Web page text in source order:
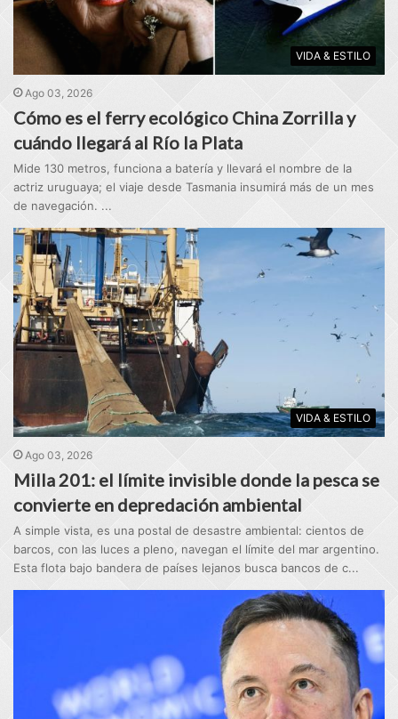
VIDA & ESTILO
Ago 03, 2026
Cómo es el ferry ecológico China Zorrilla y
cuándo llegará al Río la Plata
Mide 130 metros, funciona a batería y llevará el nombre de la
actriz uruguaya; el viaje desde Tasmania insumirá más de un mes
de navegación. ...
VIDA & ESTILO
Ago 03, 2026
Milla 201: el límite invisible donde la pesca se
convierte en depredación ambiental
A simple vista, es una postal de desastre ambiental: cientos de
barcos, con las luces a pleno, navegan el límite del mar argentino.
Esta flota bajo bandera de países lejanos busca bancos de c...